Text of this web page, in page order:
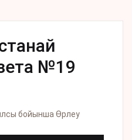
№19
бойынша Өрлеу